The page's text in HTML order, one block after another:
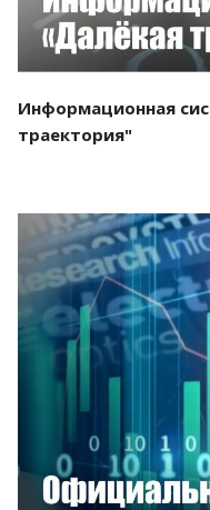
Информационная
траектория"